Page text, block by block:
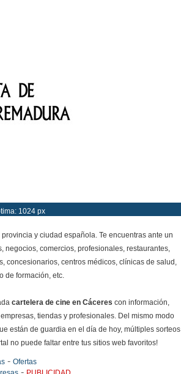
1024 px
y ciudad española. Te encuentras ante un
comercios, profesionales, restaurantes,
concesionarios, centros médicos, clínicas de salud,
de formación, etc.
cartelera de cine en Cáceres con información,
tiendas y profesionales. Del mismo modo
están de guardia en el día de hoy, múltiples sorteos
no puede faltar entre tus sitios web favoritos!
- Ofertas
-